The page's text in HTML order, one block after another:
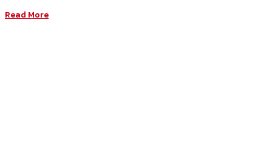
Read More